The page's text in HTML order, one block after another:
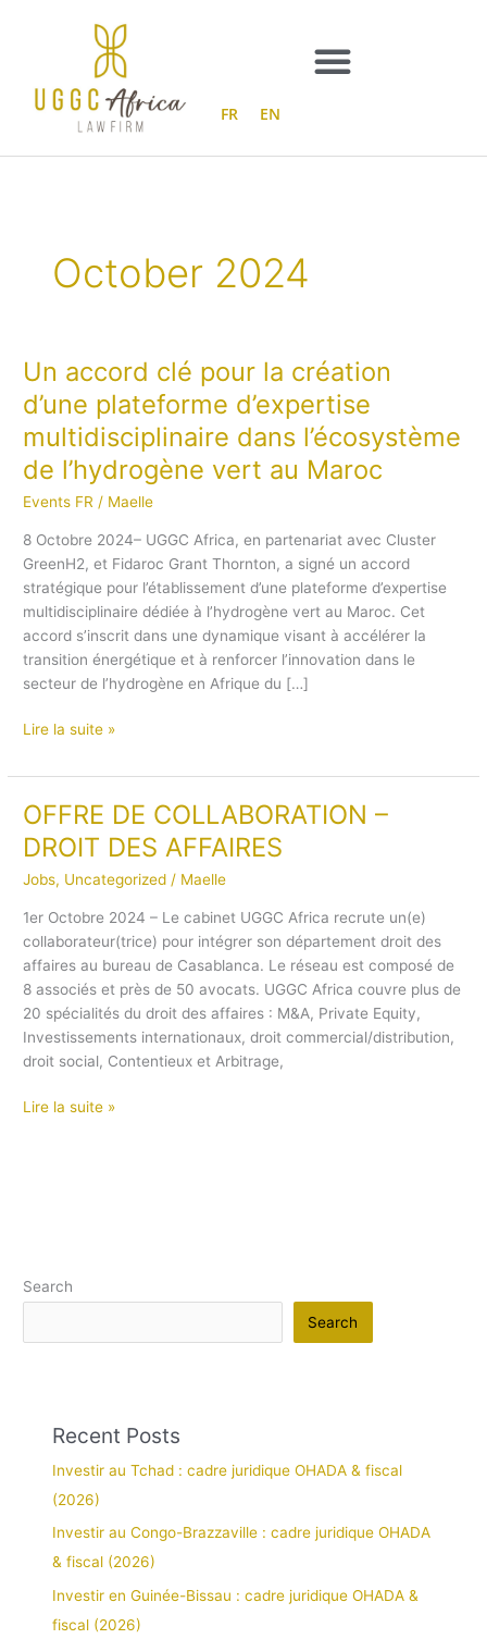
FR EN
October 2024
Un accord clé pour la création
d’une plateforme d’expertise
multidisciplinaire dans l’écosystème
de l’hydrogène vert au Maroc
Events FR / Maelle
8 Octobre 2024– UGGC Africa, en partenariat avec Cluster
GreenH2, et Fidaroc Grant Thornton, a signé un accord
stratégique pour l’établissement d’une plateforme d’expertise
multidisciplinaire dédiée à l’hydrogène vert au Maroc. Cet
accord s’inscrit dans une dynamique visant à accélérer la
transition énergétique et à renforcer l’innovation dans le
secteur de l’hydrogène en Afrique du […]
Un
accord
clé
pour
la
d’une
plateforme
d’expertise
multidisciplinaire
dans
l’écosystème
de
l’hydrogène
au
Lire la suite »
OFFRE DE COLLABORATION –
DROIT DES AFFAIRES
Jobs, Uncategorized / Maelle
1er Octobre 2024 – Le cabinet UGGC Africa recrute un(e)
collaborateur(trice) pour intégrer son département droit des
affaires au bureau de Casablanca. Le réseau est composé de
8 associés et près de 50 avocats. UGGC Africa couvre plus de
20 spécialités du droit des affaires : M&A, Private Equity,
Investissements internationaux, droit commercial/distribution,
droit social, Contentieux et Arbitrage,
OFFRE
DE
COLLABORATION
–
Lire la suite »
Search
Search
Recent Posts
Investir au Tchad : cadre juridique OHADA & fiscal
(2026)
Investir au Congo-Brazzaville : cadre juridique OHADA
& fiscal (2026)
Investir en Guinée-Bissau : cadre juridique OHADA &
fiscal (2026)